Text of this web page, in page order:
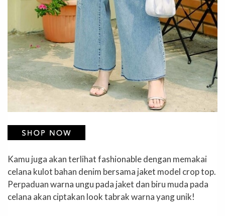
Kamu juga akan terlihat fashionable dengan memakai
celana kulot bahan denim bersama jaket model crop top.
Perpaduan warna ungu pada jaket dan biru muda pada
celana akan ciptakan look tabrak warna yang unik!